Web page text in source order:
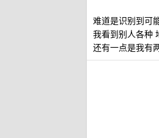
难道是识别到可
我看到别人各种
还有一点是我有